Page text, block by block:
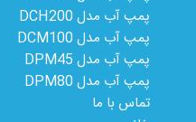
پمپ آب مدل DCH200
پمپ آب مدل DCM100
پمپ آب مدل DPM45
پمپ آب مدل DPM80
تماس با ما